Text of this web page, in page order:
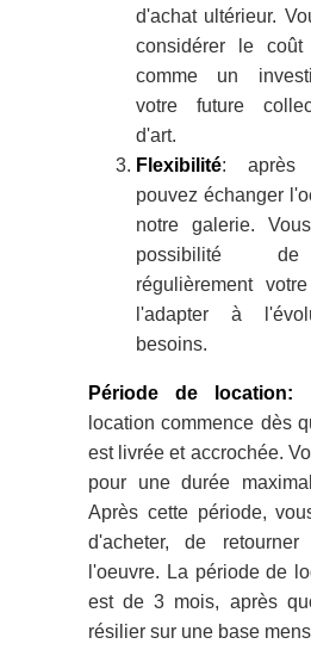
d'achat ultérieur.
considérer le
comme un
votre future
d'art.
Flexibilité: après
pouvez échanger
notre galerie.
possibilité de
régulièrement
l'adapter à
besoins.
Période de location:
location commence dès
est livrée et accrochée.
pour une durée
Après cette période,
d'acheter, de retourner
l'oeuvre. La période de
est de 3 mois, après
résilier sur une base